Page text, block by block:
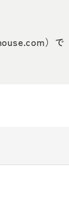
）で